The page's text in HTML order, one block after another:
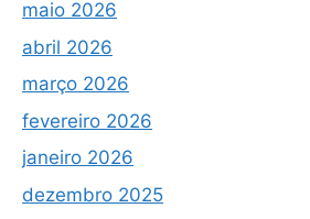
maio 2026
abril 2026
março 2026
fevereiro 2026
janeiro 2026
dezembro 2025